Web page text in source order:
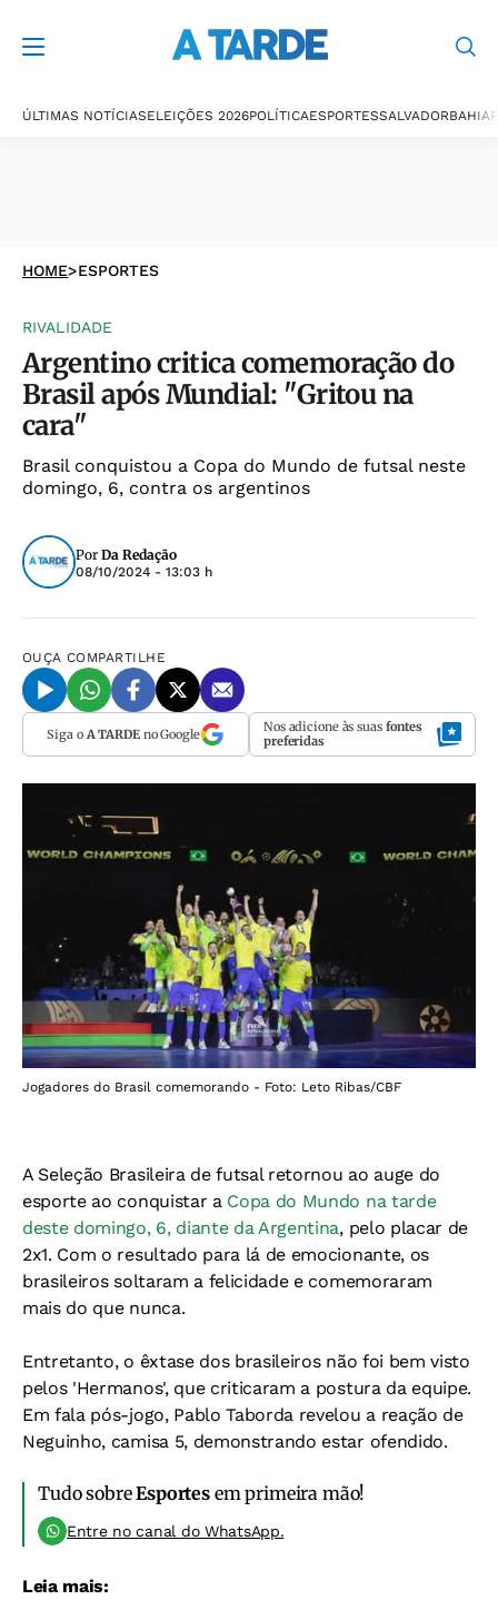
ÚLTIMAS NOTÍCIASELEIÇÕES 2026POLÍTICAESPORTESSALVADORBAHIA
HOME>ESPORTES
RIVALIDADE
Argentino critica comemoração do
Brasil após Mundial: "Gritou na
cara"
Brasil conquistou a Copa do Mundo de futsal neste
domingo, 6, contra os argentinos
Por Da Redação
08/10/2024 - 13:03 h
OUÇA COMPARTILHE
Siga o A TARDEno Google Nos adicione às suas fontes
preferidas
Jogadores do Brasil comemorando - Foto: Leto Ribas/CBF
A Seleção Brasileira de futsal retornou ao auge do
esporte ao conquistar a Copa do Mundo na tarde
deste domingo, 6, diante da Argentina, pelo placar de
2x1. Com o resultado para lá de emocionante, os
brasileiros soltaram a felicidade e comemoraram
mais do que nunca.
Entretanto, o êxtase dos brasileiros não foi bem visto
pelos 'Hermanos', que criticaram a postura da equipe.
Em fala pós-jogo, Pablo Taborda revelou a reação de
Neguinho, camisa 5, demonstrando estar ofendido.
Tudo sobreEsportesem primeira mão!
Entre no canal do WhatsApp.
Leia mais: